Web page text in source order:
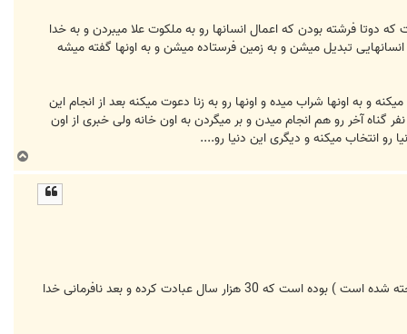
هست که دوتا فرشته بودن که اعمال انسانها رو به ملکوت علا میبردن و به خدا
تبدیل میشن و به زمین فرستاده میشن و به اونها گفته میشه
و به اونها شراب میده و اونها رو به زنا دعوت میکنه بعد از انجام این
گناه آخر رو هم انجام میدن و بر میگردن به اون خانه ولی خبری از اون
انتخاب میکنه و دیگری این دنیا رو....
ا
اگر از کسی که به مسایل دینی آشنایت کامل دارد بپرسید - متوجه میشوید که شیطان از گروه جن ( که همانا جن از آتش ساخته شده است ) بوده است که 30 هزار سال عبادت کرده و بعد نافرمانی خدا